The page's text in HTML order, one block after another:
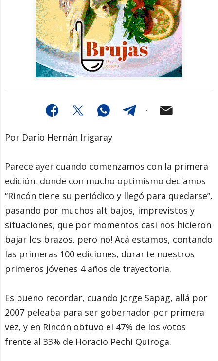
Por Darío Hernán Irigaray
Parece ayer cuando comenzamos con la primera
edición, donde con mucho optimismo decíamos
“Rincón tiene su periódico y llegó para quedarse”,
pasando por muchos altibajos, imprevistos y
situaciones, que por momentos casi nos hicieron
bajar los brazos, pero no! Acá estamos, contando
las primeras 100 ediciones, durante nuestros
primeros jóvenes 4 años de trayectoria.
Es bueno recordar, cuando Jorge Sapag, allá por
2007 peleaba para ser gobernador por primera
vez, y en Rincón obtuvo el 47% de los votos
frente al 33% de Horacio Pechi Quiroga.